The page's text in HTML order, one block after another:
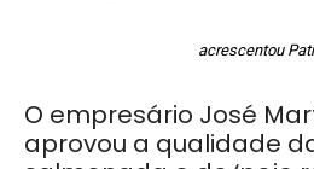
acrescentou
O empresário José
aprovou a qualidade